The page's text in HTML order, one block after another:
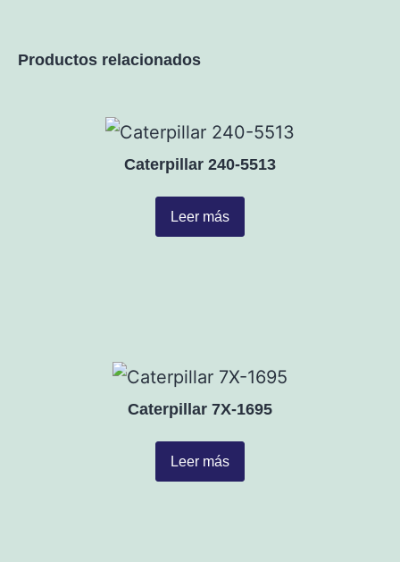
Productos relacionados
Caterpillar 240-5513
Leer más
Caterpillar 7X-1695
Leer más